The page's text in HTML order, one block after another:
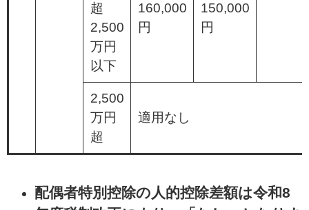
超
2,500
万円
以下
160,000
円
150,000
円
2,500
万円
超
適用なし
配偶者特別控除の人的控除差額は令和8